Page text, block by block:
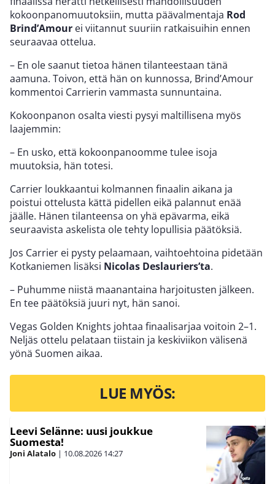
kokoonpanomuutoksiin, mutta päävalmentaja Rod
Brind’Amour ei viitannut suuriin ratkaisuihin ennen
seuraavaa ottelua.
– En ole saanut tietoa hänen tilanteestaan tänä
aamuna. Toivon, että hän on kunnossa, Brind’Amour
kommentoi Carrierin vammasta sunnuntaina.
Kokoonpanon osalta viesti pysyi maltillisena myös
laajemmin:
– En usko, että kokoonpanoomme tulee isoja
muutoksia, hän totesi.
Carrier loukkaantui kolmannen finaalin aikana ja
poistui ottelusta kättä pidellen eikä palannut enää
jäälle. Hänen tilanteensa on yhä epävarma, eikä
seuraavista askelista ole tehty lopullisia päätöksiä.
Jos Carrier ei pysty pelaamaan, vaihtoehtoina pidetään
Kotkaniemen lisäksi Nicolas Deslauriers’ta.
– Puhumme niistä maanantaina harjoitusten jälkeen.
En tee päätöksiä juuri nyt, hän sanoi.
Vegas Golden Knights johtaa finaalisarjaa voitoin 2–1.
Neljäs ottelu pelataan tiistain ja keskiviikon välisenä
yönä Suomen aikaa.
LUE MYÖS:
Leevi Selänne: uusi joukkue
Suomesta!
Joni Alatalo | 10.08.2026 14:27